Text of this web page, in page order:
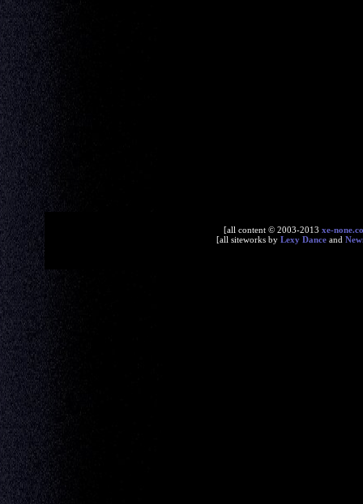
[all content © 2003-2013 xe-
[all siteworks by Lexy Danceand